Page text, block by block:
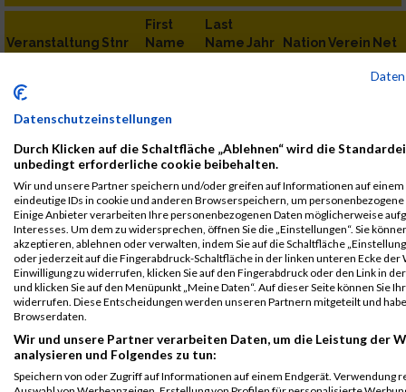
Veranstaltung Stnr
First
Name
Last
NameJahr NationVerein Net
Nürnberg
Nürnberg
Teamwertung
mixed
GmbH
B2RUN
Nürnberg
Einzelwertung
weiblich
11205 Elisabeth Franz 0000 GER
Rödl
GmbH
2015
VeranstaltungStnr
First
Name
Last
Name
B2Run
12210 Elisabeth Franz 0000 GER
Rödl
Datenschutzeinstellungen
Durch Klicken auf die Schaltfläche „Ablehnen“ wird die
unbedingt erforderliche cookie beibehalten.
Wir und unsere Partner speichern und/oder greifen auf Informationen auf einem
eindeutige IDs in cookie und anderen Browserspeichern, um
Einige Anbieter verarbeiten Ihre personenbezogenen Daten möglicherweise
Interesses. Um dem zu widersprechen, öffnen Sie die „Einstellungen“. Sie
akzeptieren, ablehnen oder verwalten, indem Sie auf die Schaltfläche
oder jederzeit auf die Fingerabdruck-Schaltfläche in der linken unteren Ecke der
Einwilligung zu widerrufen, klicken Sie auf den Fingerabdruck oder den Link in
und klicken Sie auf den Menüpunkt „Meine Daten“. Auf dieser Seite können Sie
widerrufen. Diese Entscheidungen werden unseren Partnern mitgeteilt und
Browserdaten.
Wir und unsere Partner verarbeiten Daten, um die Leistung der
analysieren und Folgendes zu tun:
Speichern von oder Zugriff auf Informationen auf einem Endgerät. Verwendung